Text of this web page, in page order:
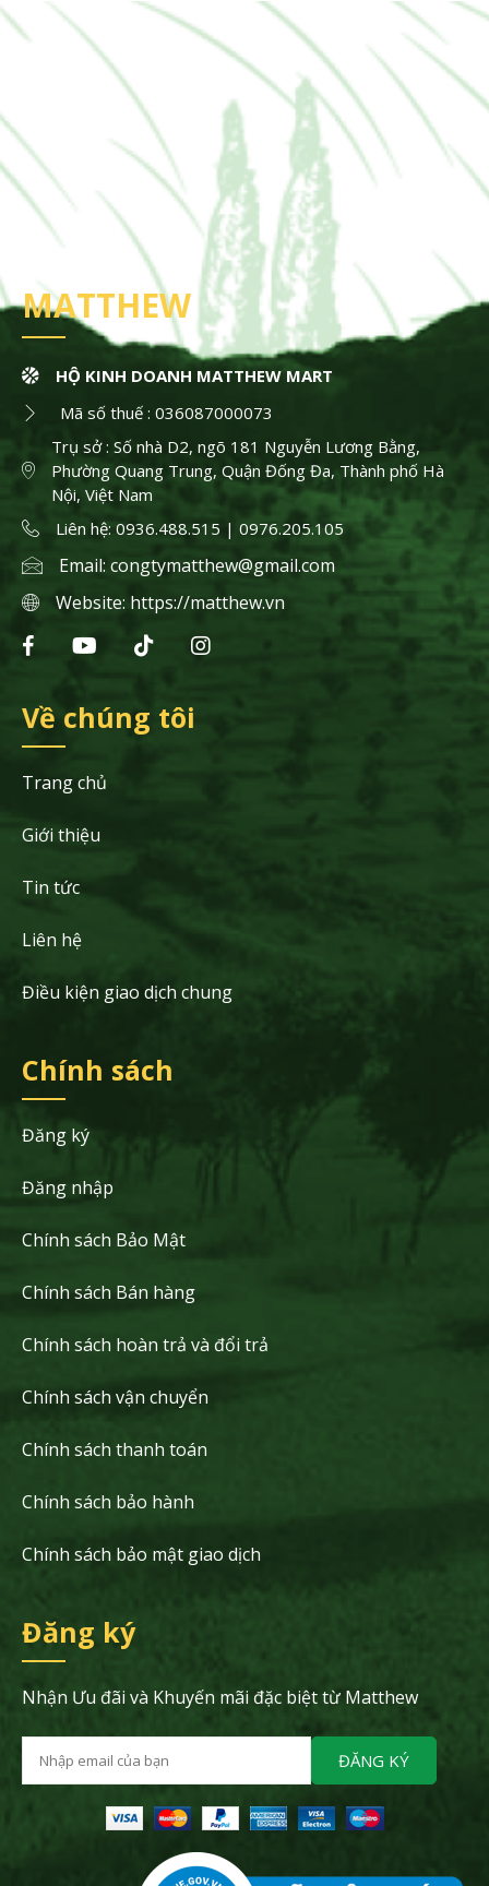
MATTHEW
HỘ KINH DOANH MATTHEW MART
Mã số thuế : 036087000073
Trụ sở : Số nhà D2, ngõ 181 Nguyễn Lương Bằng,
Phường Quang Trung, Quận Đống Đa, Thành phố Hà
Nội, Việt Nam
Liên hệ: 0936.488.515 | 0976.205.105
Email: congtymatthew@gmail.com
Website: https://matthew.vn
Về chúng tôi
Trang chủ
Giới thiệu
Tin tức
Liên hệ
Điều kiện giao dịch chung
Chính sách
Đăng ký
Đăng nhập
Chính sách Bảo Mật
Chính sách Bán hàng
Chính sách hoàn trả và đổi trả
Chính sách vận chuyển
Chính sách thanh toán
Chính sách bảo hành
Chính sách bảo mật giao dịch
Đăng ký
Nhận Ưu đãi và Khuyến mãi đặc biệt từ Matthew
ĐĂNG KÝ